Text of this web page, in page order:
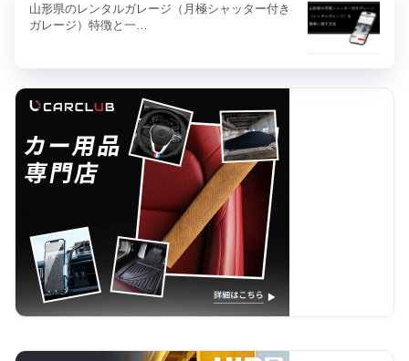
山形県のレンタルガレージ（月極シャッター付き
ガレージ）特徴と一…